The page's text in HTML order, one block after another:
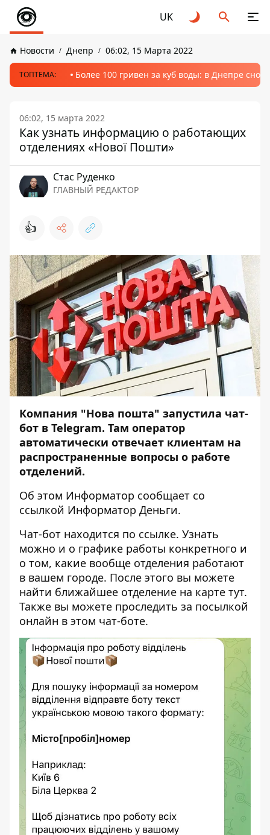
UK
Новости Днепр 06:02, 15 Марта 2022
ТОПТЕМА: Более 100 гривен за куб воды: в Днепре
06:02, 15 марта 2022
Как узнать информацию о работающих
отделениях «Нової Пошти»
Стаc Руденко
ГЛАВНЫЙ РЕДАКТОР
👍
Компания "Нова пошта" запустила чат-
бот в Telegram. Там оператор
автоматически отвечает клиентам на
распространенные вопросы о работе
отделений.
Об этом Информатор сообщает со
ссылкой Информатор Деньги.
Чат-бот находится по ссылке. Узнать
можно и о графике работы конкретного и
о том, какие вообще отделения работают
в вашем городе. После этого вы можете
найти ближайшее отделение на карте тут.
Также вы можете проследить за посылкой
онлайн в этом чат-боте.